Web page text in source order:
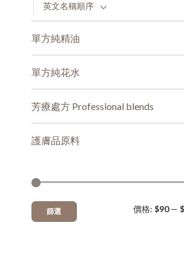
英文名稱順序
單方純精油
單方純花水
芳療處方 Professional blends
護膚品原料
篩選 價格: $90—